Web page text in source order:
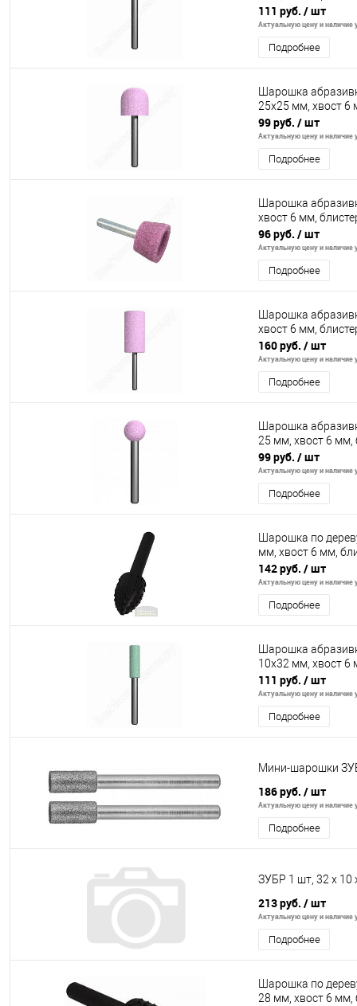
111 руб. / шт
Актуальную цену и наличие
Подробнее
Шарошка
25х25 мм, хвост 6
99 руб. / шт
Актуальную цену и наличие
Подробнее
Шарошка
хвост 6 мм,
96 руб. / шт
Актуальную цену и наличие
Подробнее
Шарошка
хвост 6 мм,
160 руб. / шт
Актуальную цену и наличие
Подробнее
Шарошка
25 мм, хвост 6 мм,
99 руб. / шт
Актуальную цену и наличие
Подробнее
Шарошка по
мм, хвост 6 мм,
142 руб. / шт
Актуальную цену и наличие
Подробнее
Шарошка
10х32 мм, хвост 6
111 руб. / шт
Актуальную цену и наличие
Подробнее
Мини-шарошки
186 руб. / шт
Актуальную цену и наличие
Подробнее
ЗУБР 1 шт, 32 x 10
213 руб. / шт
Актуальную цену и наличие
Подробнее
Шарошка по
28 мм, хвост 6 мм,